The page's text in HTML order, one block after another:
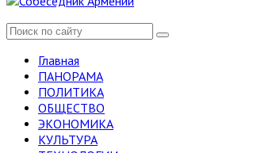
Главная
ПАНОРАМА
ПОЛИТИКА
ОБЩЕСТВО
ЭКОНОМИКА
КУЛЬТУРА